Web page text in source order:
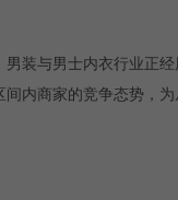
装与男士内衣行业正
内商家的竞争态势，